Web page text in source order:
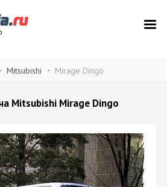
Mitsubishi Mirage Dingo
Mitsubishi Mirage Dingo